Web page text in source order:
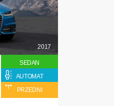
2017
SEDAN
AUTOMAT
PRZEDNI